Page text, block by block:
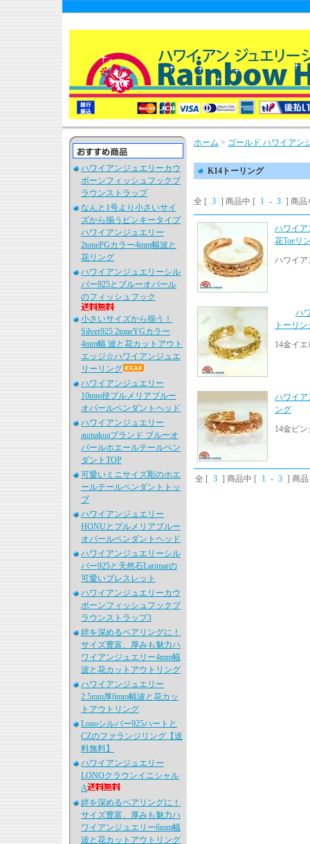
ハワイアンジュエリーカウ
ボーンフィッシュフックブ
ラウンストラップ
なんと1号より小さいサイ
ズから揃うピンキータイプ
ハワイアンジュエリー
2tonePGカラー4mm幅波と
花リング
ハワイアンジュエリーシル
バー925とブルーオパール
のフィッシュフック
小さいサイズから揃う！
Silver925 2toneYGカラー
4mm幅 波と花カットアウト
エッジ☆ハワイアンジュエ
リーリング
ハワイアンジュエリー
10mm径プルメリアブルー
オパールペンダントヘッド
ハワイアンジュエリー
aumakuaブランド ブルーオ
パールホエールテールペン
ダントTOP
可愛いミニサイズ彫のホエ
ールテールペンダントトッ
プ
ハワイアンジュエリー
HONUとプルメリアブルー
オパールペンダントヘッド
ハワイアンジュエリーシル
バー925と天然石Larimarの
可愛いブレスレット
ハワイアンジュエリーカウ
ボーンフィッシュフックブ
ラウンストラップ3
絆を深めるペアリングに！
サイズ豊富、厚みも魅力ハ
ワイアンジュエリー4mm幅
波と花カットアウトリング
ハワイアンジュエリー
2.5mm厚6mm幅波と花カッ
トアウトリング
Lonoシルバー925ハートと
CZのファランジリング【送
料無料】
ハワイアンジュエリー
LONOクラウンイニシャル
A
絆を深めるペアリングに！
サイズ豊富、厚みも魅力ハ
ワイアンジュエリー6mm幅
波と花カットアウトリング
ホーム > ゴールド ハワイアン
K14トーリング
全 [ 3 ] 商品中 [ 1 - 3 ] 商品
ハワイア
花Toeリ
ハワイア
ハ
トーリン
14金イ
ハワイア
ング
14金ピ
全 [ 3 ] 商品中 [ 1 - 3 ] 商